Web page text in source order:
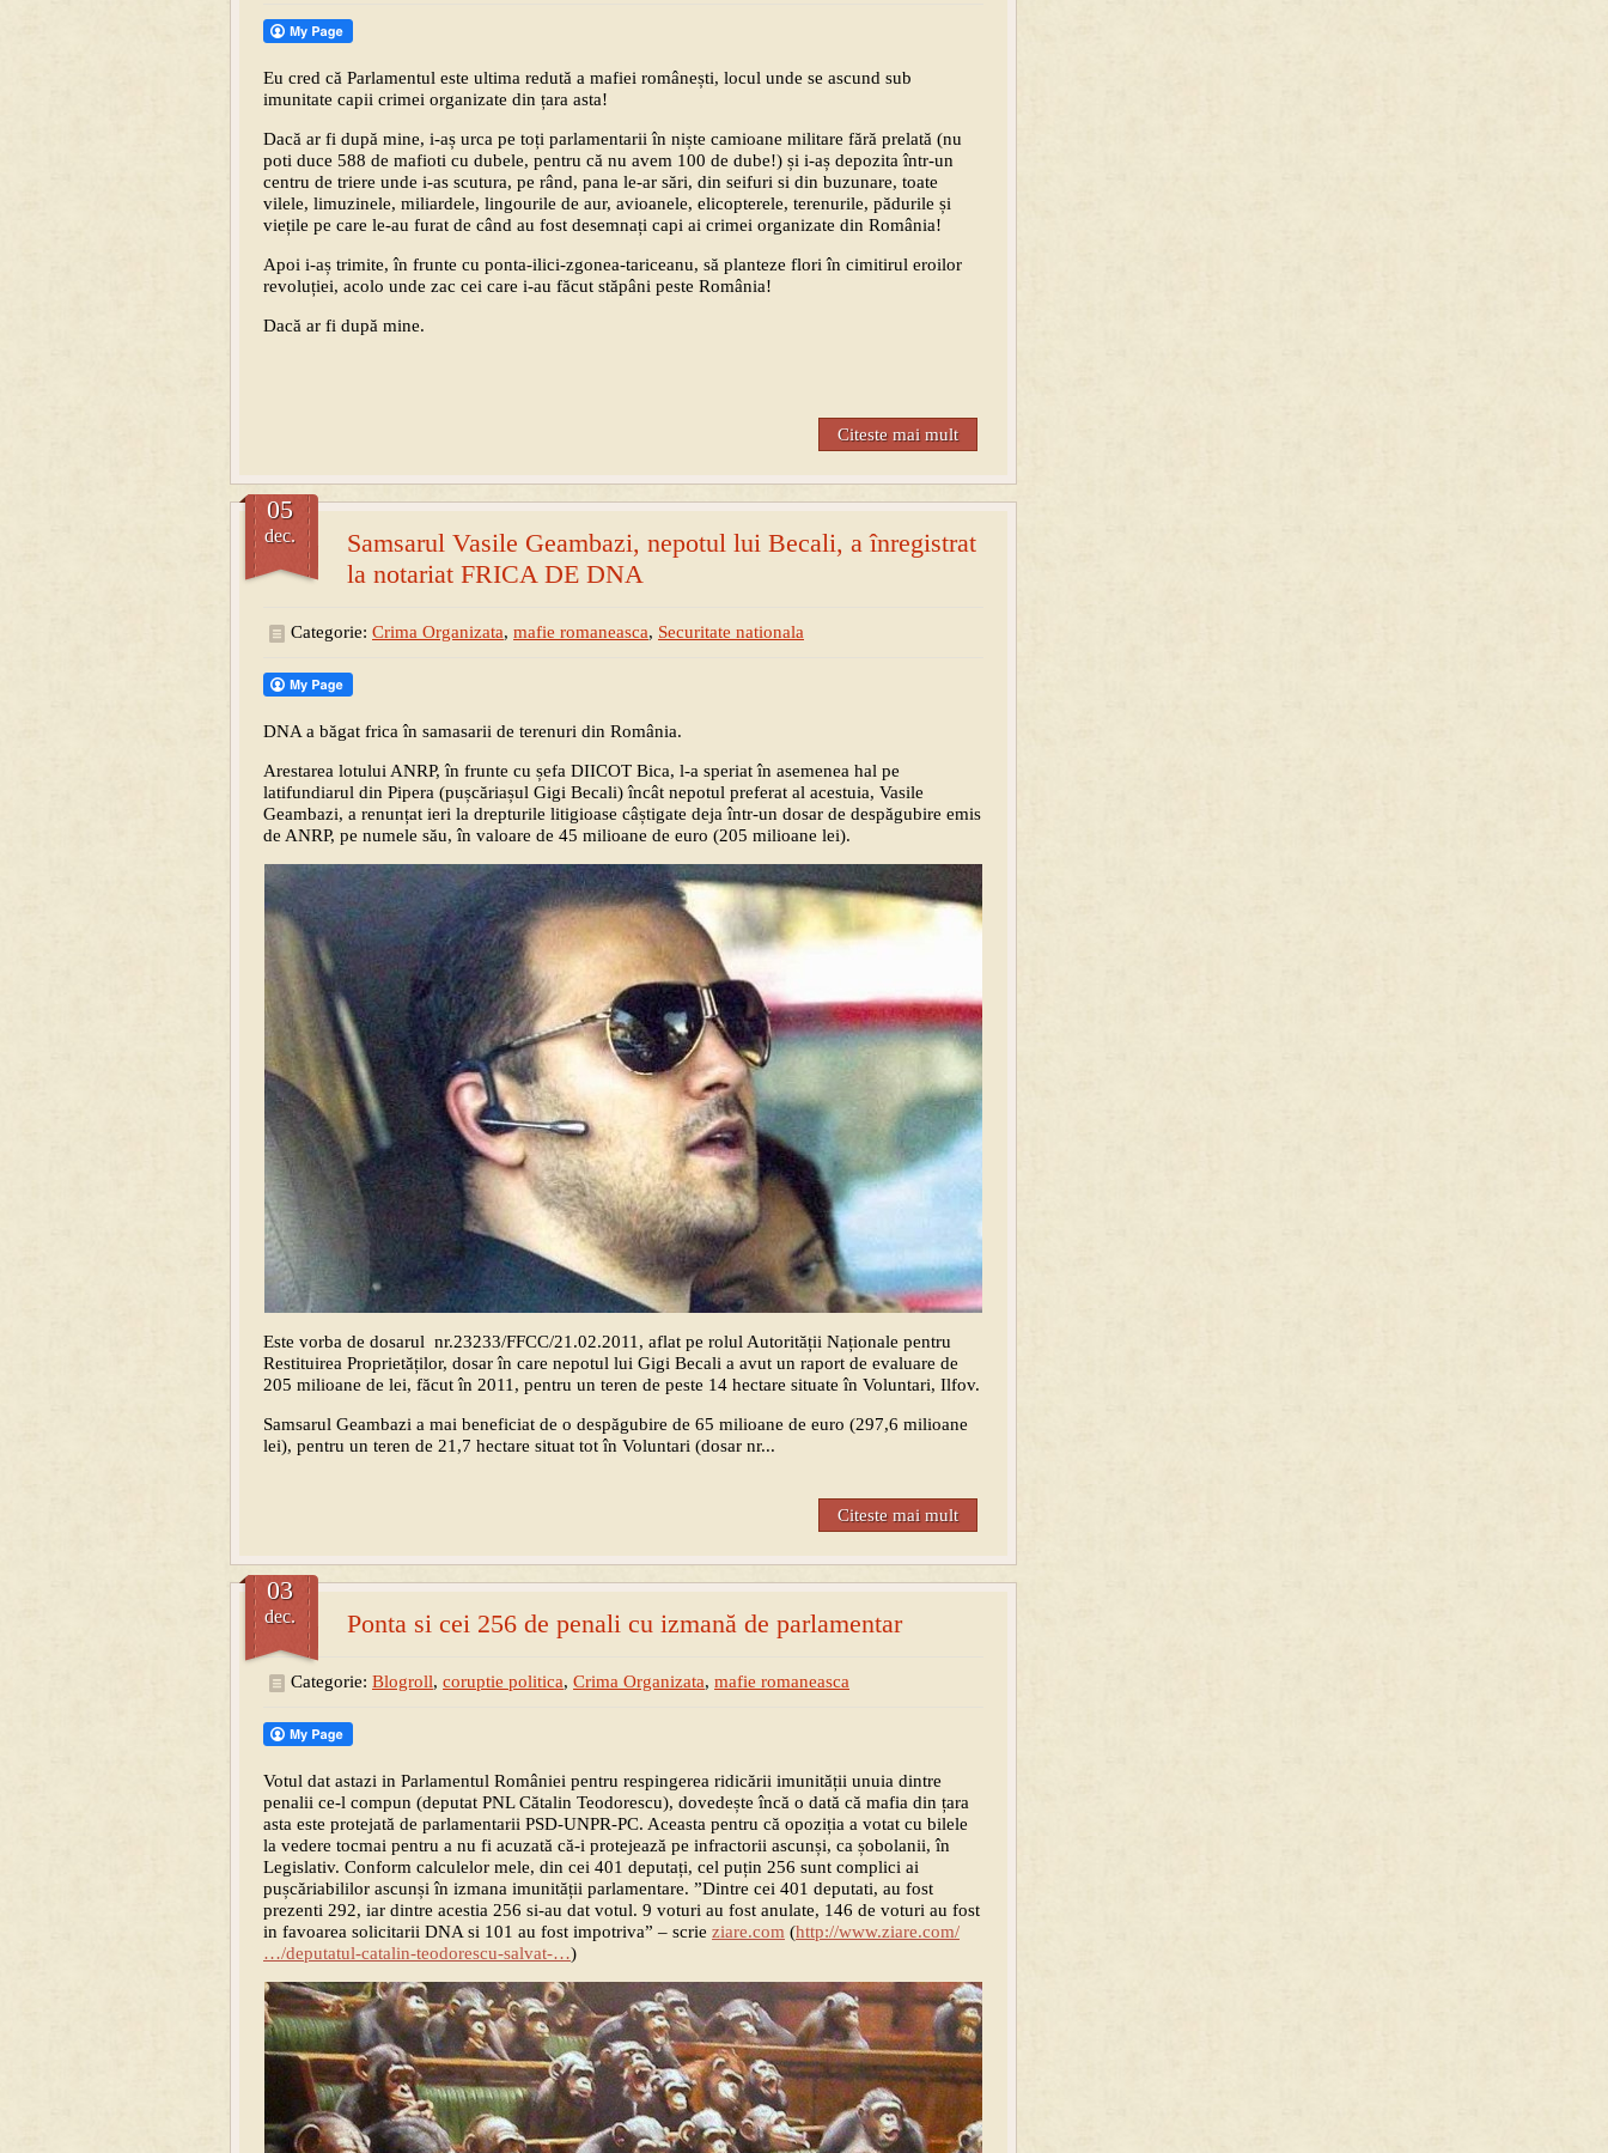
Eu cred că Parlamentul este ultima redută a mafiei românești, locul unde se ascund sub
imunitate capii crimei organizate din țara asta!
Dacă ar fi după mine, i-aș urca pe toți parlamentarii în niște camioane militare fără prelată (nu
poti duce 588 de mafioti cu dubele, pentru că nu avem 100 de dube!) și i-aș depozita într-un
centru de triere unde i-as scutura, pe rând, pana le-ar sări, din seifuri si din buzunare, toate
vilele, limuzinele, miliardele, lingourile de aur, avioanele, elicopterele, terenurile, pădurile și
viețile pe care le-au furat de când au fost desemnați capi ai crimei organizate din România!
Apoi i-aș trimite, în frunte cu ponta-ilici-zgonea-tariceanu, să planteze flori în cimitirul eroilor
revoluției, acolo unde zac cei care i-au făcut stăpâni peste România!
Dacă ar fi după mine.
Citeste mai mult
Samsarul Vasile Geambazi, nepotul lui Becali, a înregistrat
la notariat FRICA DE DNA
05
dec.
Categorie: Crima Organizata, mafie romaneasca, Securitate nationala
DNA a băgat frica în samasarii de terenuri din România.
Arestarea lotului ANRP, în frunte cu șefa DIICOT Bica, l-a speriat în asemenea hal pe
latifundiarul din Pipera (pușcăriașul Gigi Becali) încât nepotul preferat al acestuia, Vasile
Geambazi, a renunțat ieri la drepturile litigioase câștigate deja într-un dosar de despăgubire emis
de ANRP, pe numele său, în valoare de 45 milioane de euro (205 milioane lei).
Este vorba de dosarul nr.23233/FFCC/21.02.2011, aflat pe rolul Autorității Naționale pentru
Restituirea Proprietăților, dosar în care nepotul lui Gigi Becali a avut un raport de evaluare de
205 milioane de lei, făcut în 2011, pentru un teren de peste 14 hectare situate în Voluntari, Ilfov.
Samsarul Geambazi a mai beneficiat de o despăgubire de 65 milioane de euro (297,6 milioane
lei), pentru un teren de 21,7 hectare situat tot în Voluntari (dosar nr...
Citeste mai mult
Ponta si cei 256 de penali cu izmană de parlamentar
03
dec.
Categorie: Blogroll, coruptie politica, Crima Organizata, mafie romaneasca
Votul dat astazi in Parlamentul României pentru respingerea ridicării imunității unuia dintre
penalii ce-l compun (deputat PNL Cătalin Teodorescu), dovedește încă o dată că mafia din țara
asta este protejată de parlamentarii PSD-UNPR-PC. Aceasta pentru că opoziția a votat cu bilele
la vedere tocmai pentru a nu fi acuzată că-i protejează pe infractorii ascunși, ca șobolanii, în
Legislativ. Conform calculelor mele, din cei 401 deputați, cel puțin 256 sunt complici ai
pușcăriabililor ascunși în izmana imunității parlamentare. ”Dintre cei 401 deputati, au fost
prezenti 292, iar dintre acestia 256 si-au dat votul. 9 voturi au fost anulate, 146 de voturi au fost
in favoarea solicitarii DNA si 101 au fost impotriva” – scrie ziare.com (http://www.ziare.com/
…/deputatul-catalin-teodorescu-salvat-…)